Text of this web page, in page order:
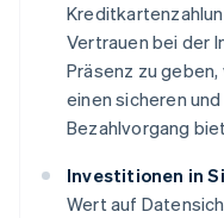
Vertrauen bei der
Präsenz zu geben,
einen sicheren
Bezahlvorgang
Investitionen in
Wert auf